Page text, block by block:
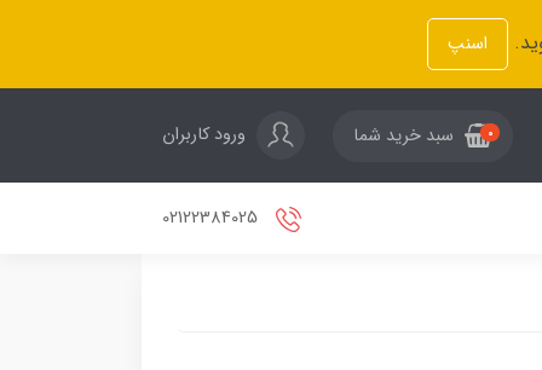
اسنپ
0 سبد خرید شما ورود کاربران